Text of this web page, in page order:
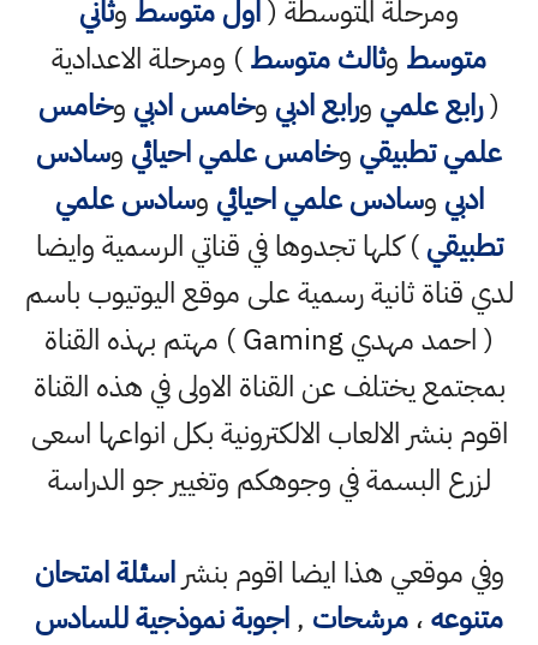
ومرحلة المتوسطة (اول متوسط وثاني
متوسط وثالث متوسط) ومرحلة الاعدادية
(رابع علمي ورابع ادبي وخامس ادبي وخامس
علمي تطبيقي وخامس علمي احيائي وسادس
ادبي وسادس علمي احيائي وسادس علمي
تطبيقي) كلها تجدوها في قناتي الرسمية وايضا
لدي قناة ثانية رسمية على موقع اليوتيوب باسم
( احمد مهدي Gaming ) مهتم بهذه القناة
بمجتمع يختلف عن القناة الاولى في هذه القناة
اقوم بنشر الالعاب الالكترونية بكل انواعها اسعى
لزرع البسمة في وجوهكم وتغيير جو الدراسة
وفي موقعي هذا ايضا اقوم بنشراسئلة امتحان
متنوعه،مرشحات ,اجوبة نموذجية للسادس